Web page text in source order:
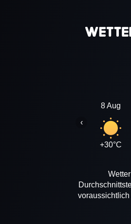
8 Aug
+30°C
‹
voraussichtlich